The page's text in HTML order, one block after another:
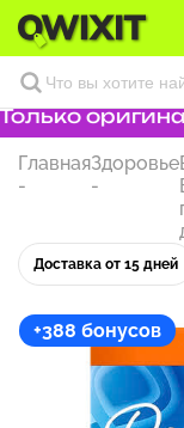
Главная
-
Здоровье
-
Доставка от 15 дней
+388 бонусов